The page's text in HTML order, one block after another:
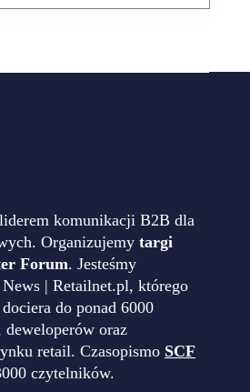
komunikacji B2B dla
Organizujemy targi
Forum. Jesteśmy
| Retailnet.pl, którego
dociera do ponad 6000
oraz
retail. Czasopismo SCF
czytelników.